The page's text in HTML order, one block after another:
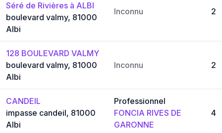
Séré de Rivières à ALBI
boulevard valmy, 81000
Albi
Inconnu 2
128 BOULEVARD VALMY
boulevard valmy, 81000
Albi
Inconnu 2
CANDEIL
impasse candeil, 81000
Albi
Professionnel
FONCIA RIVES DE
GARONNE
4